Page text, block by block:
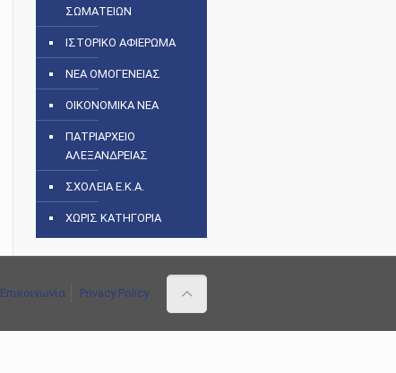
ΣΩΜΑΤΕΙΩΝ
ΙΣΤΟΡΙΚΟ ΑΦΙΕΡΩΜΑ
ΝΕΑ ΟΜΟΓΕΝΕΙΑΣ
ΟΙΚΟΝΟΜΙΚΑ ΝΕΑ
ΠΑΤΡΙΑΡΧΕΙΟ
ΑΛΕΞΑΝΔΡΕΙΑΣ
ΣΧΟΛΕΙΑ Ε.Κ.Α.
ΧΩΡΙΣ ΚΑΤΗΓΟΡΙΑ
Επικοινωνία Privacy Policy